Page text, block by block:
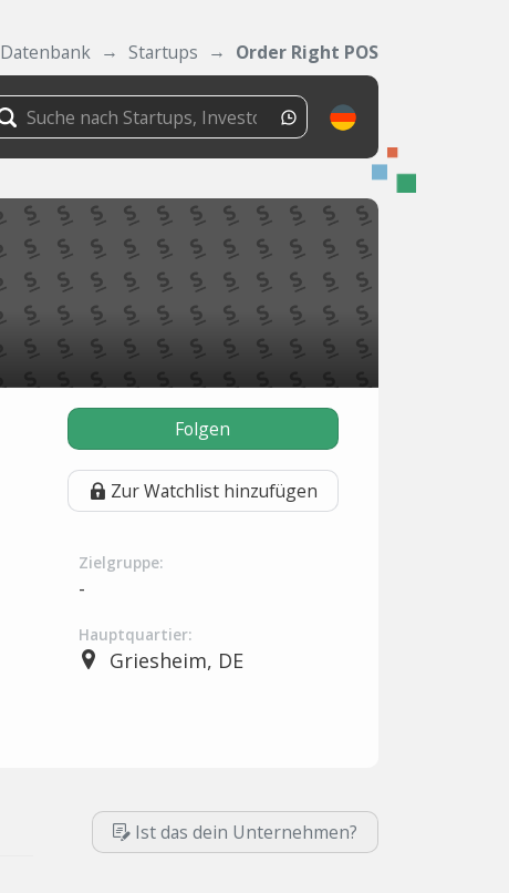
Datenbank Startups Order Right POS
Folgen
Zur Watchlist hinzufügen
Zielgruppe:
-
Hauptquartier:
Griesheim, DE
Ist das dein Unternehmen?